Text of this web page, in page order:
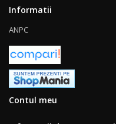
Informatii
ANPC
Contul meu